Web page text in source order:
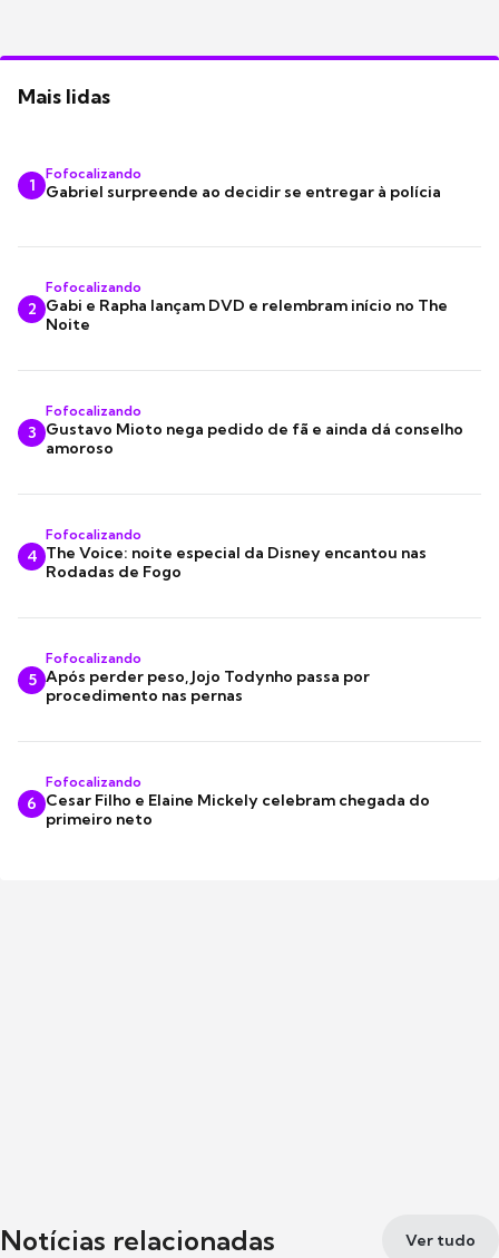
Mais lidas
1
Fofocalizando
Gabriel surpreende ao decidir se entregar à polícia
2
Fofocalizando
Gabi e Rapha lançam DVD e relembram início no The
Noite
3
Fofocalizando
Gustavo Mioto nega pedido de fã e ainda dá conselho
amoroso
4
Fofocalizando
The Voice: noite especial da Disney encantou nas
Rodadas de Fogo
5
Fofocalizando
Após perder peso, Jojo Todynho passa por
procedimento nas pernas
6
Fofocalizando
Cesar Filho e Elaine Mickely celebram chegada do
primeiro neto
Notícias relacionadas Ver tudo